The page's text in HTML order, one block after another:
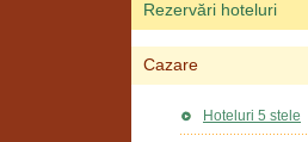
Rezervări hoteluri
Cazare
Hoteluri 5 stele